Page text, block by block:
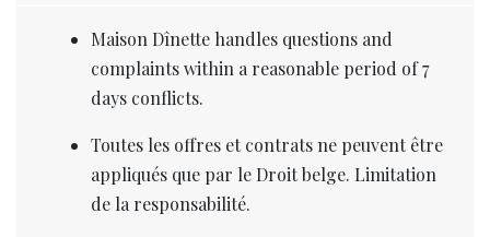
Maison Dînette handles questions and
complaints within a reasonable period of 7
days conflicts.
Toutes les offres et contrats ne peuvent être
appliqués que par le Droit belge. Limitation
de la responsabilité.